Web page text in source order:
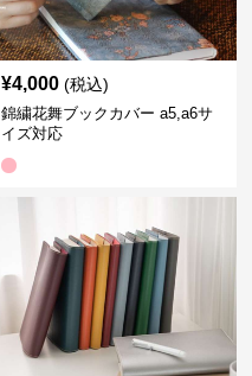
¥4,000 (税込)
錦繍花舞ブックカバー a5,a6サ
イズ対応